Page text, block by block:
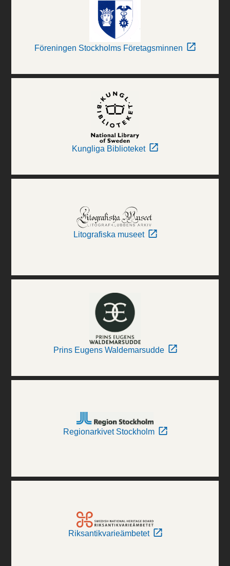
Föreningen Stockholms Företagsminnen
Kungliga Biblioteket
Litografiska museet
Prins Eugens Waldemarsudde
Regionarkivet Stockholm
Riksantikvarieämbetet